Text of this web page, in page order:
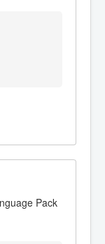
Pack